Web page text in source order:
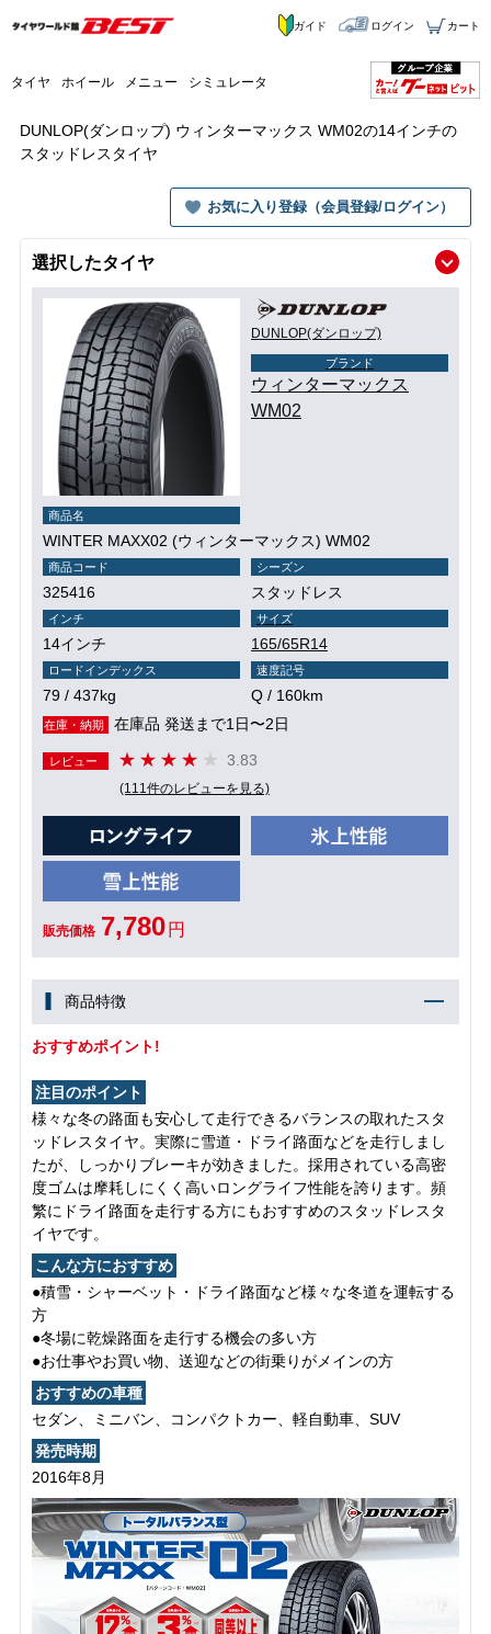
タイヤ ホイール メニュー シミュレータ
ガイド ログイン カート
DUNLOP(ダンロップ) ウィンターマックス WM02の14インチの
スタッドレスタイヤ
お気に入り登録（会員登録/ログイン）
選択したタイヤ
DUNLOP(ダンロップ)
ブランド
ウィンターマックス
WM02
商品名
WINTER MAXX02 (ウィンターマックス) WM02
商品コード
325416
シーズン
スタッドレス
インチ
14インチ
サイズ
165/65R14
ロードインデックス
79 / 437kg
速度記号
Q / 160km
在庫・納期 在庫品 発送まで1日〜2日
レビュー 3.83
(111件のレビューを見る)
販売価格 7,780 円
商品特徴
おすすめポイント!
注目のポイント
様々な冬の路面も安心して走行できるバランスの取れたスタ
ッドレスタイヤ。実際に雪道・ドライ路面などを走行しまし
たが、しっかりブレーキが効きました。採用されている高密
度ゴムは摩耗しにくく高いロングライフ性能を誇ります。頻
繁にドライ路面を走行する方にもおすすめのスタッドレスタ
イヤです。
こんな方におすすめ
●積雪・シャーベット・ドライ路面など様々な冬道を運転する
方
●冬場に乾燥路面を走行する機会の多い方
●お仕事やお買い物、送迎などの街乗りがメインの方
おすすめの車種
セダン、ミニバン、コンパクトカー、軽自動車、SUV
発売時期
2016年8月